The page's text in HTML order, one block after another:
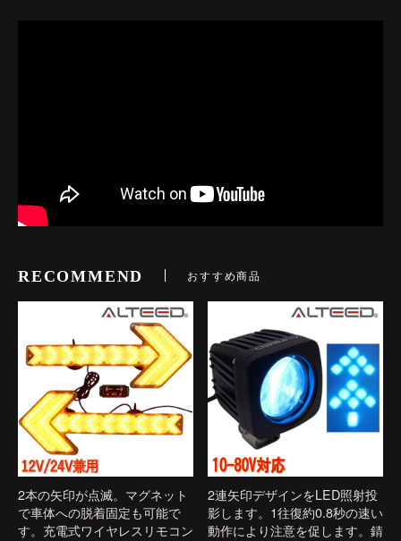
RECOMMEND おすすめ商品
2本の矢印が点滅。マグネット
で車体への脱着固定も可能で
す。充電式ワイヤレスリモコン
2連矢印デザインをLED照射投
影します。1往復約0.8秒の速い
動作により注意を促します。錆